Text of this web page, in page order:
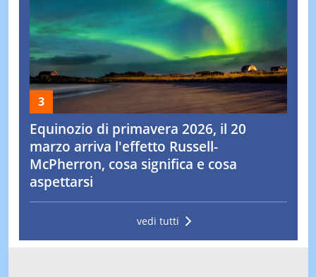
Equinozio di primavera 2026, il 20
marzo arriva l'effetto Russell-
McPherron, cosa significa e cosa
aspettarsi
vedi tutti